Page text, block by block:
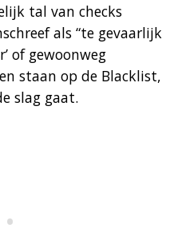
tal van checks
als “te gevaarlijk
of gewoonweg
staan op de Blacklist,
slag gaat.